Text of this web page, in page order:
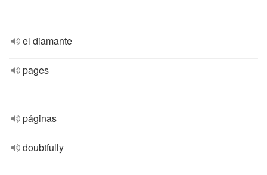
el diamante
pages
páginas
doubtfully